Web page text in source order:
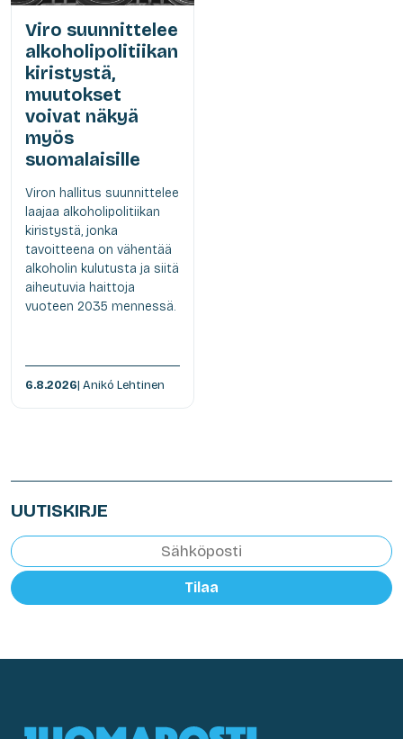
Viro suunnittelee
alkoholipolitiikan
kiristystä,
muutokset
voivat näkyä
myös
suomalaisille
Viron hallitus suunnittelee
laajaa alkoholipolitiikan
kiristystä, jonka
tavoitteena on vähentää
alkoholin kulutusta ja siitä
aiheutuvia haittoja
vuoteen 2035 mennessä.
6.8.2026| Anikó Lehtinen
UUTISKIRJE
Tilaa